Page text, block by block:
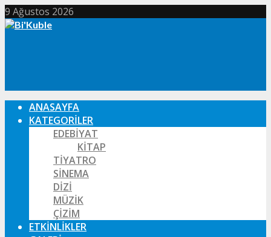
9 Ağustos 2026
ANASAYFA
KATEGORILER
EDEBIYAT
KITAP
TIYATRO
SINEMA
DIZI
MÜZIK
ÇIZIM
ETKINLIKLER